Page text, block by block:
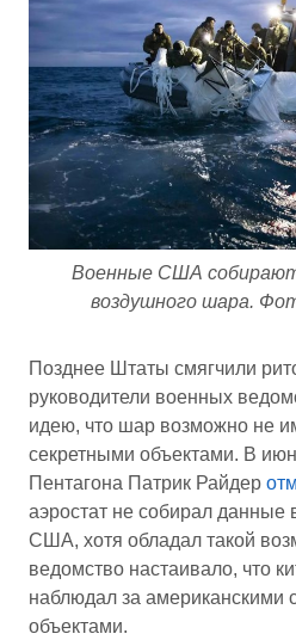
Военные США
воздушного шара.
Позднее Штаты смягчили
руководители военных
идею, что шар возможно не
секретными объектами. В
Пентагона Патрик Райдер
аэростат не собирал данные
США, хотя обладал такой
ведомство настаивало, что
наблюдал за американскими
объектами.